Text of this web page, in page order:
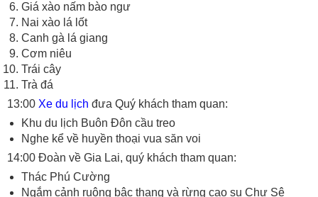
Giá xào nấm bào ngư
Nai xào lá lốt
Canh gà lá giang
Cơm niêu
Trái cây
Trà đá
13:00 Xe du lịch đưa Quý khách tham quan:
Khu du lịch Buôn Đôn cầu treo
Nghe kể về huyền thoại vua săn voi
14:00 Đoàn về Gia Lai, quý khách tham quan:
Thác Phú Cường
Ngắm cảnh ruộng bậc thang và rừng cao su Chư Sê